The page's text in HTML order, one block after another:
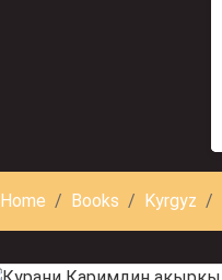
Home Books Kyrgyz